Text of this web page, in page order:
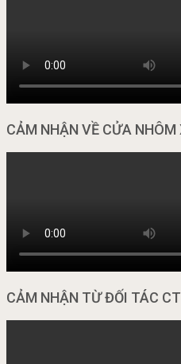
CẢM NHẬN VỀ CỬA NHÔM
CẢM NHẬN TỪ ĐỐI TÁC